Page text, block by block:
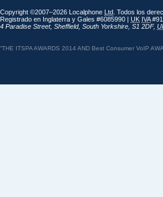
Copyright ©2007–2026 Localphone Ltd . Todos los
Registrado en Inglaterra y Gales #6085990 | UK IVA
4 Paradise Street, Sheffield, South Yorkshire S1 2DF,
“THE ITSPA AWARDS 2014 AND Best Consumer VoIP